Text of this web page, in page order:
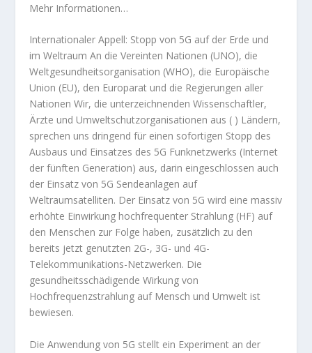
Mehr Informationen…
Internationaler Appell: Stopp von 5G auf der Erde und
im Weltraum An die Vereinten Nationen (UNO), die
Weltgesundheitsorganisation (WHO), die Europäische
Union (EU), den Europarat und die Regierungen aller
Nationen Wir, die unterzeichnenden Wissenschaftler,
Ärzte und Umweltschutzorganisationen aus ( ) Ländern,
sprechen uns dringend für einen sofortigen Stopp des
Ausbaus und Einsatzes des 5G Funknetzwerks (Internet
der fünften Generation) aus, darin eingeschlossen auch
der Einsatz von 5G Sendeanlagen auf
Weltraumsatelliten. Der Einsatz von 5G wird eine massiv
erhöhte Einwirkung hochfrequenter Strahlung (HF) auf
den Menschen zur Folge haben, zusätzlich zu den
bereits jetzt genutzten 2G-, 3G- und 4G-
Telekommunikations-Netzwerken. Die
gesundheitsschädigende Wirkung von
Hochfrequenzstrahlung auf Mensch und Umwelt ist
bewiesen.
Die Anwendung von 5G stellt ein Experiment an der